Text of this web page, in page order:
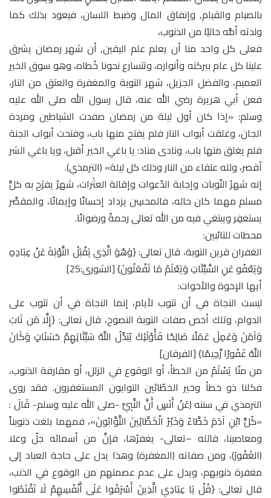
بالصيام والقيام, وإنفاق المال وضبط اللسان، فيعود بذلك كما
ولدته أمُّه خاليًا من الذنوب،
فعلى كل واحد منا أن يعلم علم اليقين, أن شهر رمضان يشرق
علينا كل عام ببركته وأنواره، وتتسارع نحونا خُطاه، وهو سوق الخير
العميم، والفضل الجزيل، شهر التوبة والمغفرة والعتق من النار،
فعن أبي هريرة رضي الله عنه، قال رسول الله صلى الله عليه
وسلم: «إذا كان أول ليلة من رمضان صفدت الشياطين ومردة
الجان، وغلقت أبواب النار فلم يفتح منها باب، وفتحت أبواب الجنة
فلم يغلق منها باب، ونادى مناد: يا باغي الخير أقبل، ويا باغي الشر
أقصر، ولله عتقاء من النار وذلك كل ليلة» (الترمذي).
إنه شهرُ التّوبات وإجابة الدّعوات وإقالة العثَرات، شهرٌ يفرَح به كلُّ
مسلم مهما كان حاله، فالمحسِن يزداد إحسانًا وإيمانًا، والمقصِّر
يستغفِر ويبتغي فيه من الله تعالى رحمةً ورضوانًا.
محطات للتائبين:
الغفران قرين التوبة، قال تعالى: {وَهُوَ الَّذِي يَقْبَلُ التَّوْبَةَ عَنْ عِبَادِهِ
وَيَعْفُو عَنِ السَّيِّئَاتِ وَيَعْلَمُ مَا تَفْعَلُونَ} [الشورى:25]
أيها الإخوة والأخوات:
ليست النجاة في أن تتوب لأيام، إنما النجاة في أن تتوب على
الدوام، وتلك أخص صفات التوبة النصوح، قال تعالى: {إِلَّا مَن تَابَ
وَآمَنَ وَعَمِلَ عَمَلًا صَالِحًا فَأُوْلَئِكَ يُبَدِّلُ اللَّهُ سَيِّئَاتِهِمْ حَسَنَاتٍ وَكَانَ
اللَّهُ غَفُورًا رَّحِيمًا} [الفرقان]
من منّا يَسْلَمُ من الخطأ، أو الوقوع في الزلل، أو مقارفة الذنوب،
فكلنا ذو خطأ وخير الخطّائين التوابون المستغفرون. فقد روى
الترمذي في سننه (عَنْ أَنَسٍ أَنَّ النَّبِيَّ -صلى الله عليه وسلم- قَالَ :
«كُلُّ ابْنِ آدَمَ خَطَّاءٌ وَخَيْرُ الْخَطَّائِينَ التَّوَّابُونَ»، فمهما بلغت ذنوبناً
ومعاصينا، فالله –تعالى- يغفرُها، فإنَّ من أسمائه جلّ وعلا
(الغَفُورَ)، ومن صفاته (المغفرة) وهذا يدل على حاجة العباد إلى
مغفرة ذنوبهم، ويدل على عدم عصمتهم من الوقوع في الذنب،
قال تعالى: {قُلْ يَا عِبَادِيَ الَّذِينَ أَسْرَفُوا عَلَى أَنْفُسِهِمْ لَا تَقْنَطُوا